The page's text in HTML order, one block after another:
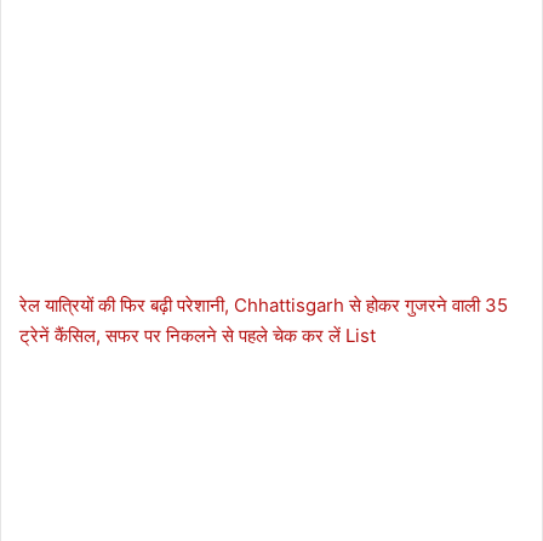
रेल यात्रियों की फिर बढ़ी परेशानी, Chhattisgarh से होकर गुजरने वाली 35
ट्रेनें कैंसिल, सफर पर निकलने से पहले चेक कर लें List